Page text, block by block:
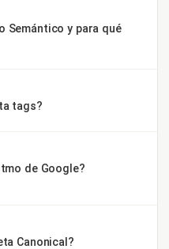
Semántico y para qué
tags?
de Google?
Canonical?